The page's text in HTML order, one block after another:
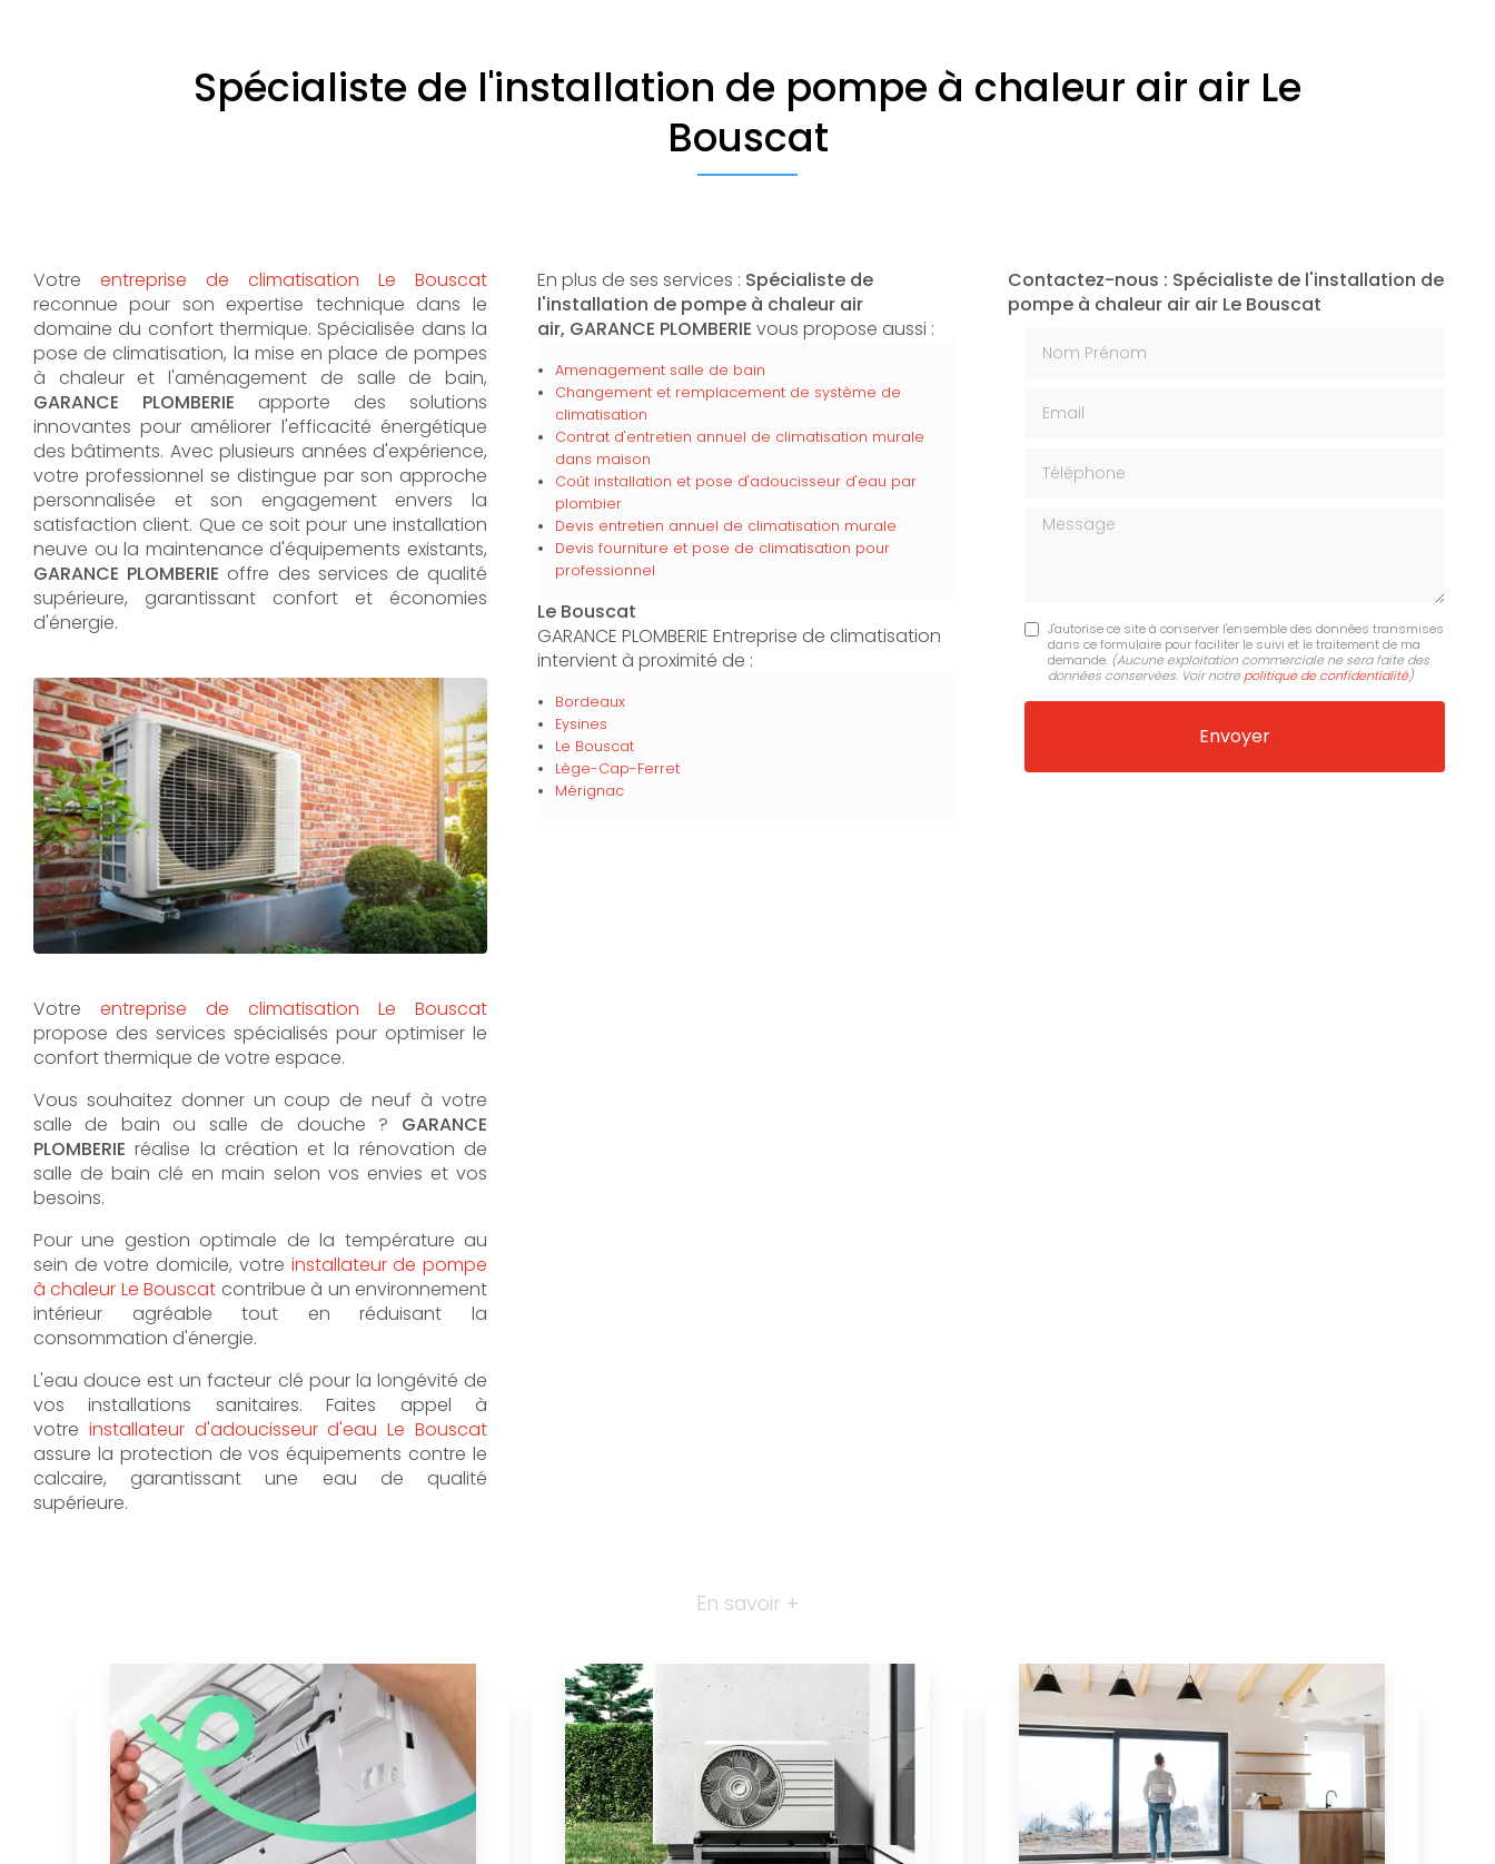
Spécialiste de l'installation de pompe à chaleur air air Le
Bouscat
Votre entreprise de climatisation Le Bouscat
reconnue pour son expertise technique dans le
domaine du confort thermique. Spécialisée dans la
pose de climatisation, la mise en place de pompes
à chaleur et l'aménagement de salle de bain,
GARANCE PLOMBERIE apporte des solutions
innovantes pour améliorer l'efficacité énergétique
des bâtiments. Avec plusieurs années d'expérience,
votre professionnel se distingue par son approche
personnalisée et son engagement envers la
satisfaction client. Que ce soit pour une installation
neuve ou la maintenance d'équipements existants,
GARANCE PLOMBERIE offre des services de qualité
supérieure, garantissant confort et économies
d'énergie.
Votre entreprise de climatisation Le Bouscat
propose des services spécialisés pour optimiser le
confort thermique de votre espace.
Vous souhaitez donner un coup de neuf à votre
salle de bain ou salle de douche ? GARANCE
PLOMBERIEréalise la création et la rénovation de
salle de bain clé en main selon vos envies et vos
besoins.
Pour une gestion optimale de la température au
sein de votre domicile, votre installateur de pompe
à chaleur Le Bouscat contribue à un environnement
intérieur agréable tout en réduisant la
consommation d'énergie.
L'eau douce est un facteur clé pour la longévité de
vos installations sanitaires. Faites appel à
votre installateur d'adoucisseur d'eau Le Bouscat
assure la protection de vos équipements contre le
calcaire, garantissant une eau de qualité
supérieure.
En plus de ses services : Spécialiste de
l'installation de pompe à chaleur air
air, GARANCE PLOMBERIE vous propose aussi :
Amenagement salle de bain
Changement et remplacement de système de
climatisation
Contrat d'entretien annuel de climatisation murale
dans maison
Coût installation et pose d'adoucisseur d'eau par
plombier
Devis entretien annuel de climatisation murale
Devis fourniture et pose de climatisation pour
professionnel
Le Bouscat
GARANCE PLOMBERIE Entreprise de climatisation
intervient à proximité de :
Bordeaux
Eysines
Le Bouscat
Lège-Cap-Ferret
Mérignac
Contactez-nous : Spécialiste de l'installation de
pompe à chaleur air air Le Bouscat
Message
J'autorise ce site à conserver l'ensemble des données transmises
dans ce formulaire pour faciliter le suivi et le traitement de ma
demande. (Aucune exploitation commerciale ne sera faite des
données conservées. Voir notrepolitique de confidentialité)
En savoir +